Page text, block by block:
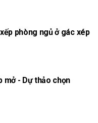
phòng ngủ ở gác xép
mở - Dự thảo chọn